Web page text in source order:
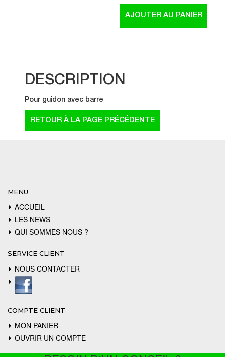
DESCRIPTION
Pour guidon avec barre
MENU
ACCUEIL
LES NEWS
QUI SOMMES NOUS ?
SERVICE CLIENT
NOUS CONTACTER
COMPTE CLIENT
MON PANIER
OUVRIR UN COMPTE